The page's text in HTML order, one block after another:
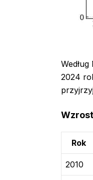
2024
Rok
2010